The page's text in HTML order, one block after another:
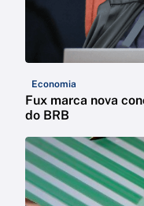
Economia
Fux marca nova
do BRB